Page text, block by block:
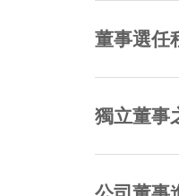
董事選任
獨立董事